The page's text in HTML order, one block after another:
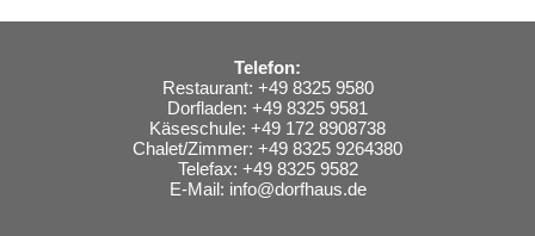
Telefon:
Restaurant: +49 8325 9580
Dorfladen: +49 8325 9581
Käseschule: +49 172 8908738
Chalet/Zimmer: +49 8325 9264380
Telefax: +49 8325 9582
E-Mail: info@dorfhaus.de